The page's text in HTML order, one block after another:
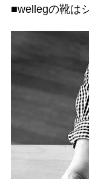
■wellegの靴は